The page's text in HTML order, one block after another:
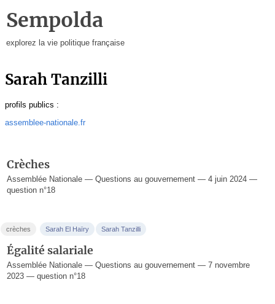
Sempolda
explorez la vie politique française
Sarah Tanzilli
profils publics :
assemblee-nationale.fr
Crèches
Assemblée Nationale — Questions au gouvernement — 4 juin 2024 —
question n°18
crèches Sarah El Haïry Sarah Tanzilli
Égalité salariale
Assemblée Nationale — Questions au gouvernement — 7 novembre
2023 — question n°18